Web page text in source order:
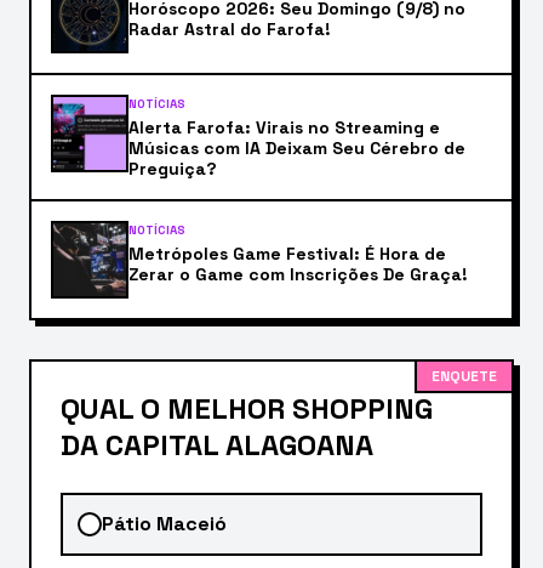
Horóscopo 2026: Seu Domingo (9/8) no
Radar Astral do Farofa!
NOTÍCIAS
Alerta Farofa: Virais no Streaming e
Músicas com IA Deixam Seu Cérebro de
Preguiça?
NOTÍCIAS
Metrópoles Game Festival: É Hora de
Zerar o Game com Inscrições De Graça!
ENQUETE
QUAL O MELHOR SHOPPING
DA CAPITAL ALAGOANA
Pátio Maceió